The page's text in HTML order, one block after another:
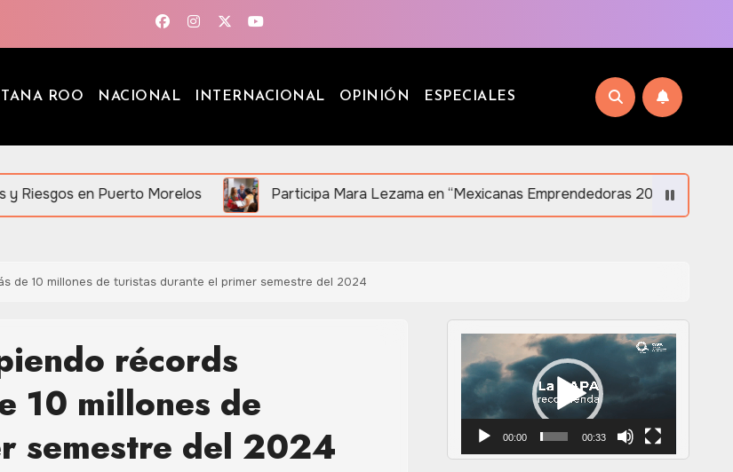
ROO NACIONAL INTERNACIONAL OPINIÓN ESPECIALES
Morelos Participa Mara Lezama en “Mexicanas Emprendedoras 2026” en Orlando en apoyo
de 10 millones de turistas durante el primer semestre del 2024
récords
10 millones de
semestre del 2024
Reproductor
de
vídeo
00:00 00:33